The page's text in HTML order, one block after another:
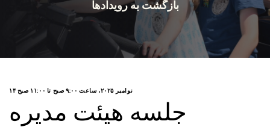
بازگشت به رویدادها
۱۴ نوامبر ۲۰۲۵، ساعت ۹:۰۰ صبح تا ۱۱:۰۰ صبح
جلسه هیئت مدیره